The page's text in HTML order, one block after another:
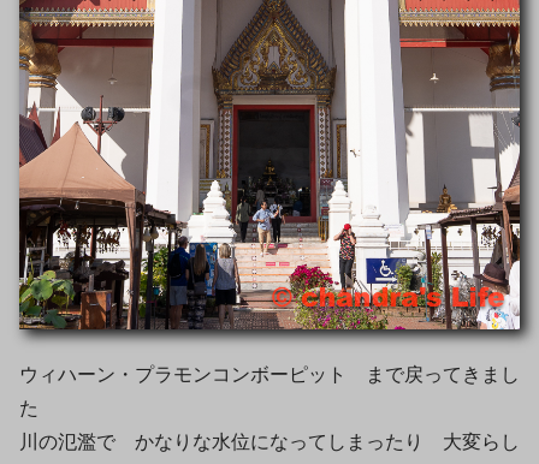
ウィハーン・プラモンコンボーピット まで戻ってきまし
た
川の氾濫で かなりな水位になってしまったり 大変らし